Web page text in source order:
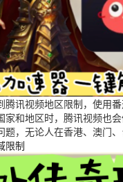
腾讯视频地区限制，使用
家和地区时，腾讯视频也
题，无论人在香港、澳门
限制